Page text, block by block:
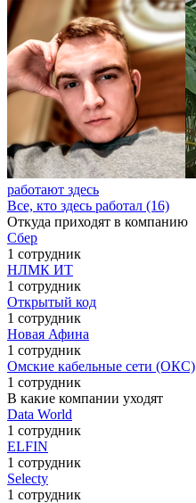
работают здесь
Все, кто здесь работал (16)
Откуда приходят в компанию
Сбер
1 сотрудник
НЛМК ИТ
1 сотрудник
Открытый код
1 сотрудник
Новая Афина
1 сотрудник
Омские кабельные сети (ОКС)
1 сотрудник
В какие компании уходят
Data World
1 сотрудник
ELFIN
1 сотрудник
Selecty
1 сотрудник